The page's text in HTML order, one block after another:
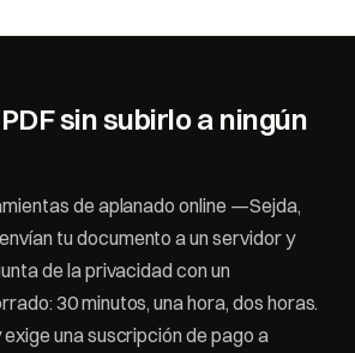
sin subirlo a ningún
de aplanado online —Sejda,
tu documento a un servidor y
de la privacidad con un
30 minutos, una hora, dos horas.
una suscripción de pago a